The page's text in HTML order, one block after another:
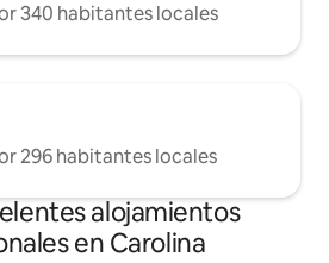
340 habitantes locales
296 habitantes locales
alojamientos
en Carolina